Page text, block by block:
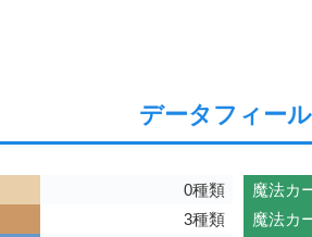
データフィー
0種類
3種類
魔法カ
魔法カ